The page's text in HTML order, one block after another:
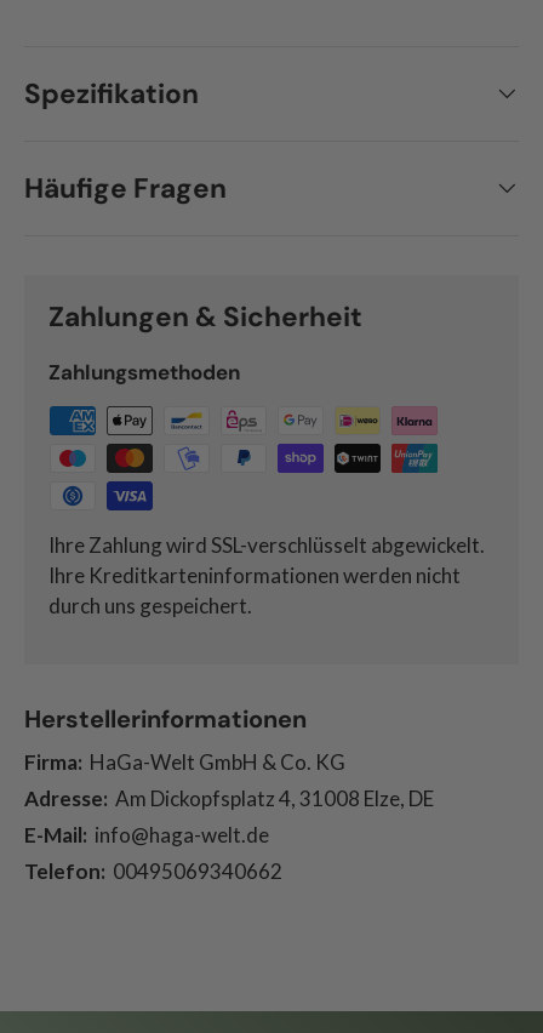
Spezifikation
Häufige Fragen
Zahlungen & Sicherheit
Zahlungsmethoden
Ihre Zahlung wird SSL-verschlüsselt abgewickelt.
Ihre Kreditkarteninformationen werden nicht
durch uns gespeichert.
Herstellerinformationen
Firma: HaGa-Welt GmbH & Co. KG
Adresse: Am Dickopfsplatz 4, 31008 Elze, DE
E-Mail: info@haga-welt.de
Telefon: 00495069340662